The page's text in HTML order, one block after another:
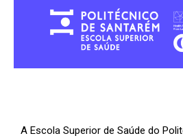
A Escola Superior de Saúde do